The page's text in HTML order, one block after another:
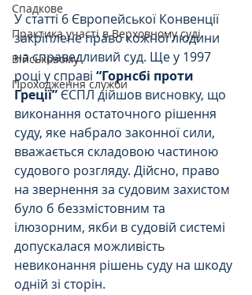
Спадкове
Практика участі в Верховному суді
Військовому
Проходження служби
У статті 6 Європейської Конвенції
закріплене право кожної людини
на справедливий суд. Ще у 1997
році у справі “Горнсбі проти
Греції” ЄСПЛ дійшов висновку, що
виконання остаточного рішення
суду, яке набрало законної сили,
вважається складовою частиною
судового розгляду. Дійсно, право
на звернення за судовим захистом
було б беззмістовним та
ілюзорним, якби в судовій системі
допускалася можливість
невиконання рішень суду на шкоду
одній зі сторін.